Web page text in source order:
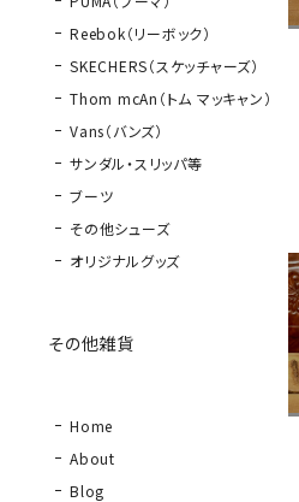
Reebok（リーボック）
SKECHERS（スケッチャーズ）
Thom mcAn（トム マッキャン）
Vans（バンズ）
サンダル・スリッパ等
ブーツ
その他シューズ
オリジナルグッズ
その他雑貨
Home
About
Blog